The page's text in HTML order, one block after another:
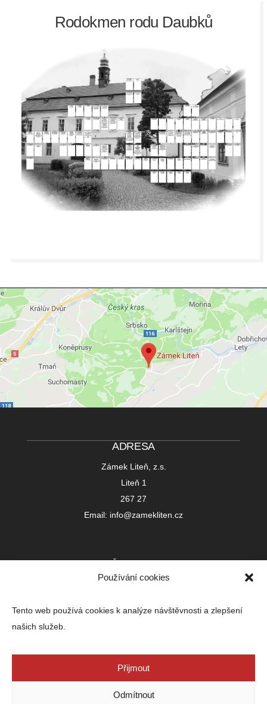
Používání cookies
Tento web používá cookies k analýze návštěvnosti a zlepšení
našich služeb.
Přijmout
Odmítnout
Rodokmen rodu Daubků
ADRESA
Zámek Liteň, z.s.
Liteň 1
267 27
Email: info@zamekliten.cz
IČ 22752391
Registrováno u Městského soudu v Praze
Bankovní spojení: